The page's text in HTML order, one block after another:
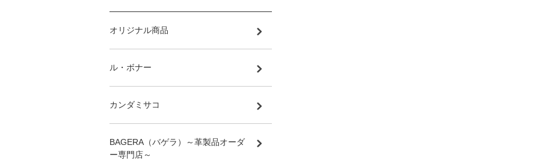
オリジナル商品
ル・ボナー
カンダミサコ
BAGERA（バゲラ）～革製品オーダ
ー専門店～